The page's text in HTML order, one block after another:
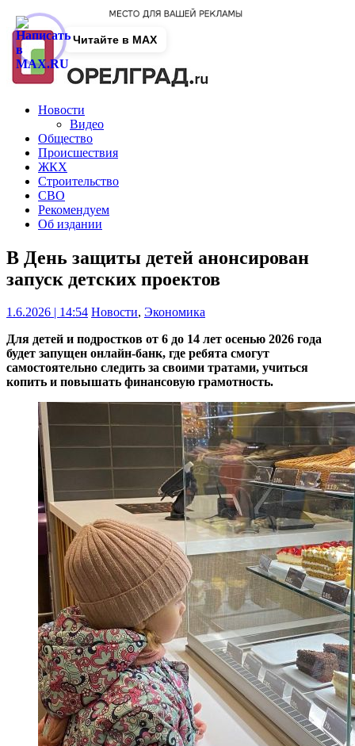
Новости
Видео
Общество
Происшествия
ЖКХ
Строительство
СВО
Рекомендуем
Об издании
В День защиты детей анонсирован
запуск детских проектов
1.6.2026 | 14:54 Новости, Экономика
Для детей и подростков от 6 до 14 лет осенью 2026 года
будет запущен онлайн-банк, где ребята смогут
самостоятельно следить за своими тратами, учиться
копить и повышать финансовую грамотность.
Читайте в MAX